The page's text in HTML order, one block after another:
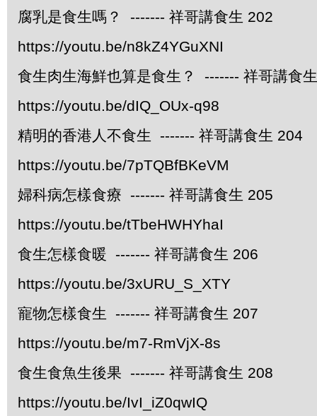
腐乳是食生嗎？ ------- 祥哥講食生 202
https://youtu.be/n8kZ4YGuXNI
食生肉生海鮮也算是食生？ ------- 祥哥講食
https://youtu.be/dIQ_OUx-q98
精明的香港人不食生 ------- 祥哥講食生 204
https://youtu.be/7pTQBfBKeVM
婦科病怎樣食療 ------- 祥哥講食生 205
https://youtu.be/tTbeHWHYhaI
食生怎樣食暖 ------- 祥哥講食生 206
https://youtu.be/3xURU_S_XTY
寵物怎樣食生 ------- 祥哥講食生 207
https://youtu.be/m7-RmVjX-8s
食生食魚生後果 ------- 祥哥講食生 208
https://youtu.be/IvI_iZ0qwIQ